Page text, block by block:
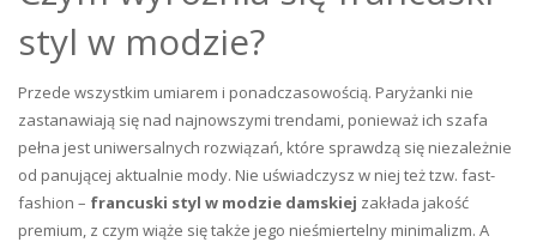
styl w modzie?
Przede wszystkim umiarem i ponadczasowością. Paryżanki nie
zastanawiają się nad najnowszymi trendami, ponieważ ich szafa
pełna jest uniwersalnych rozwiązań, które sprawdzą się niezależnie
od panującej aktualnie mody. Nie uświadczysz w niej też tzw. fast-
fashion – francuski styl w modzie damskiej zakłada jakość
premium, z czym wiąże się także jego nieśmiertelny minimalizm. A